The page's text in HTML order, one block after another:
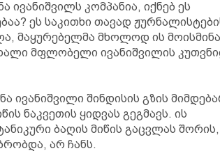
კომპანია, იქნებ ეს
ეს საკითხი თავად
მაყურებელმა მხოლოდ ის
მფლობელი ივანიშვილის
ივანიშვილი შინდისის გზის
ნაკვეთის ყიდვას გეგმავს. ის
ბაღის მიწის გაცვლას შორის,
არ ჩანს.